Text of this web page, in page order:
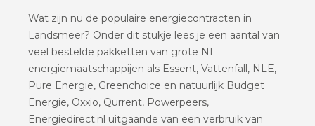
Wat zijn nu de populaire energiecontracten in
Landsmeer? Onder dit stukje lees je een aantal van
veel bestelde pakketten van grote NL
energiemaatschappijen als Essent, Vattenfall, NLE,
Pure Energie, Greenchoice en natuurlijk Budget
Energie, Oxxio, Qurrent, Powerpeers,
Energiedirect.nl uitgaande van een verbruik van